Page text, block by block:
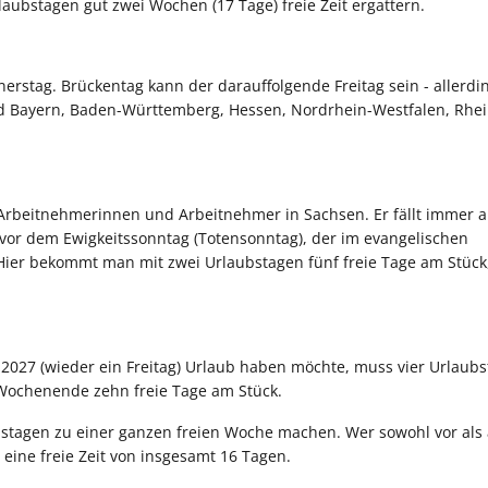
gut zwei Wochen (17 Tage) freie Zeit ergattern.
Brückentag kann der darauffolgende Freitag sein -
Baden-Württemberg, Hessen, Nordrhein-Westfalen,
und Arbeitnehmer in Sachsen. Er fällt immer
dem Ewigkeitssonntag (Totensonntag), der im evangelischen
bekommt man mit zwei Urlaubstagen fünf freie Tage am
(wieder ein Freitag) Urlaub haben möchte, muss vier
zehn freie Tage am Stück.
zu einer ganzen freien Woche machen. Wer sowohl vor als
freie Zeit von insgesamt 16 Tagen.